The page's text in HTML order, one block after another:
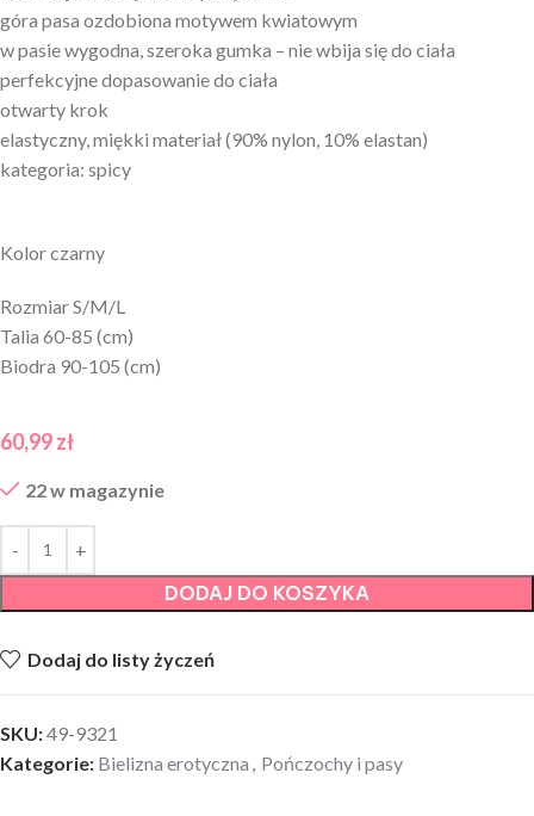
góra pasa ozdobiona motywem kwiatowym
w pasie wygodna, szeroka gumka – nie wbija się do ciała
perfekcyjne dopasowanie do ciała
otwarty krok
elastyczny, miękki materiał (90% nylon, 10% elastan)
kategoria: spicy
Kolor czarny
Rozmiar S/M/L
Talia 60-85 (cm)
Biodra 90-105 (cm)
60,99zł
22 w magazynie
DODAJ DO KOSZYKA
Dodaj do listy życzeń
SKU:49-9321
Kategorie: Bielizna erotyczna , Pończochy i pasy